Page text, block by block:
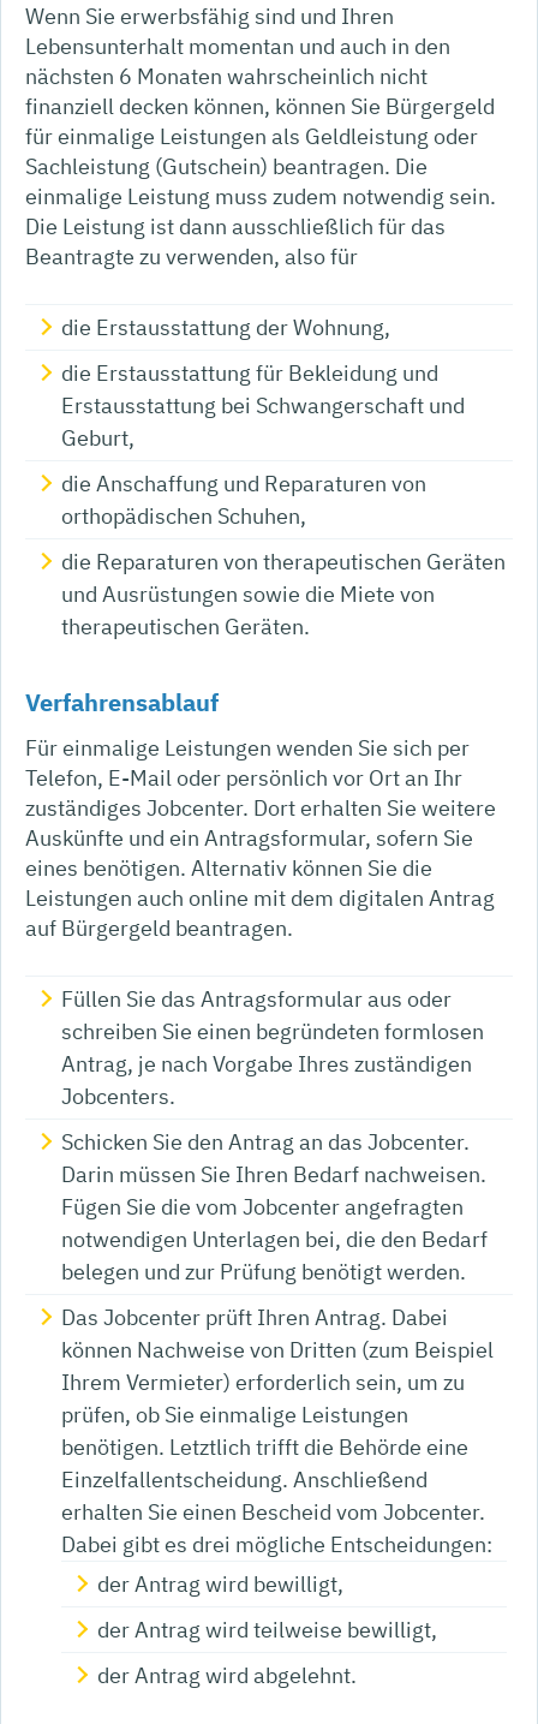
Wenn Sie erwerbsfähig sind und Ihren
Lebensunterhalt momentan und auch in den
nächsten 6 Monaten wahrscheinlich nicht
finanziell decken können, können Sie Bürgergeld
für einmalige Leistungen als Geldleistung oder
Sachleistung (Gutschein) beantragen. Die
einmalige Leistung muss zudem notwendig sein.
Die Leistung ist dann ausschließlich für das
Beantragte zu verwenden, also für
die Erstausstattung der Wohnung,
die Erstausstattung für Bekleidung und
Erstausstattung bei Schwangerschaft und
Geburt,
die Anschaffung und Reparaturen von
orthopädischen Schuhen,
die Reparaturen von therapeutischen Geräten
und Ausrüstungen sowie die Miete von
therapeutischen Geräten.
Verfahrensablauf
Für einmalige Leistungen wenden Sie sich per
Telefon, E-Mail oder persönlich vor Ort an Ihr
zuständiges Jobcenter. Dort erhalten Sie weitere
Auskünfte und ein Antragsformular, sofern Sie
eines benötigen. Alternativ können Sie die
Leistungen auch online mit dem digitalen Antrag
auf Bürgergeld beantragen.
Füllen Sie das Antragsformular aus oder
schreiben Sie einen begründeten formlosen
Antrag, je nach Vorgabe Ihres zuständigen
Jobcenters.
Schicken Sie den Antrag an das Jobcenter.
Darin müssen Sie Ihren Bedarf nachweisen.
Fügen Sie die vom Jobcenter angefragten
notwendigen Unterlagen bei, die den Bedarf
belegen und zur Prüfung benötigt werden.
Das Jobcenter prüft Ihren Antrag. Dabei
können Nachweise von Dritten (zum Beispiel
Ihrem Vermieter) erforderlich sein, um zu
prüfen, ob Sie einmalige Leistungen
benötigen. Letztlich trifft die Behörde eine
Einzelfallentscheidung. Anschließend
erhalten Sie einen Bescheid vom Jobcenter.
Dabei gibt es drei mögliche Entscheidungen:
der Antrag wird bewilligt,
der Antrag wird teilweise bewilligt,
der Antrag wird abgelehnt.